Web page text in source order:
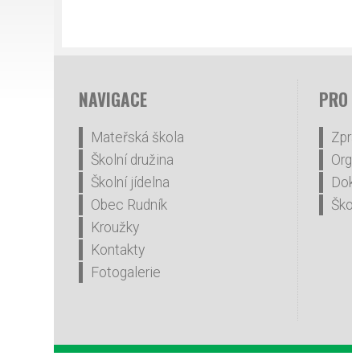
NAVIGACE
Mateřská škola
Školní družina
Školní jídelna
Obec Rudník
Kroužky
Kontakty
Fotogalerie